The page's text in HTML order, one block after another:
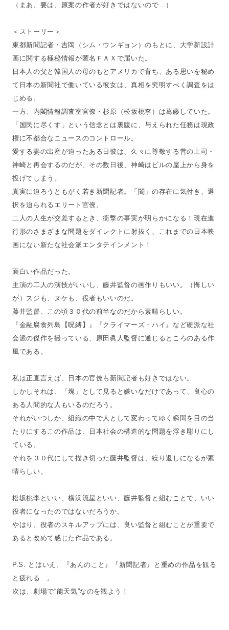
（まあ、要は、原案の作者が好きではないので…）
＜ストーリー＞
東都新聞記者・吉岡（シム・ウンギョン）のもとに、大学新設計
画に関する極秘情報が匿名ＦＡＸで届いた。
日本人の父と韓国人の母のもとアメリカで育ち、ある思いを秘め
て日本の新聞社で働いている彼女は、真相を究明すべく調査をは
じめる。
一方、内閣情報調査室官僚・杉原（松坂桃李）は葛藤していた。
「国民に尽くす」という信念とは裏腹に、与えられた任務は現政
権に不都合なニュースのコントロール。
愛する妻の出産が迫ったある日彼は、久々に尊敬する昔の上司・
神崎と再会するのだが、その数日後、神崎はビルの屋上から身を
投げてしまう。
真実に迫ろうともがく若き新聞記者。「闇」の存在に気付き、選
択を迫られるエリート官僚。
二人の人生が交差するとき、衝撃の事実が明らかになる！現在進
行形のさまざまな問題をダイレクトに射抜く、これまでの日本映
画にない新たな社会派エンタテインメント！
面白い作品だった。
主演の二人の演技がいいし、藤井監督の画作りもいい。（悔しい
が）スジも、ヌケも、役者もいいのだ。
藤井監督、この頃３０代の前半なのだから素晴らしい。
『金融腐食列島【呪縛】』『クライマーズ・ハイ』など硬派な社
会派の傑作を撮っている、原田眞人監督に通じるところのある作
風である。
私は正直言えば、日本の官僚も新聞記者も好きではない。
しかしそれは、「塊」として見ると嫌いなだけであって、良心の
ある人間的な人もいるのだろう。
それがいつしか、組織の中で人として変わってゆく瞬間を目の当
たりにするこの作品は、日本社会の構造的な問題を浮き彫りにし
ている。
それを３０代にして描き切った藤井監督は、繰り返しになるが素
晴らしい。
松坂桃李といい、横浜流星といい、藤井監督と組むことで、いい
役者になったのではないだろうか。
やはり、役者のスキルアップには、良い監督と組むことが重要で
あると改めて感じた作品である。
P.S. とはいえ、『あんのこと』『新聞記者』と重めの作品を観る
と疲れる…。
次は、劇場で“能天気”なのを観よう！